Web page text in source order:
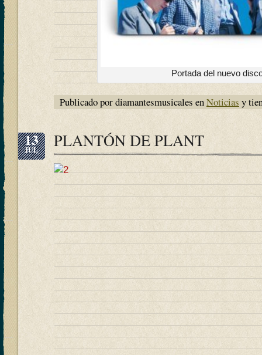
Portada del nuevo
Publicado por diamantesmusicales enNoticias y
13
JUL PLANTÓN DE PLANT